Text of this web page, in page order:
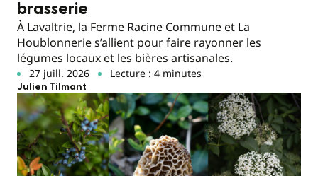
brasserie
À Lavaltrie, la Ferme Racine Commune et La
Houblonnerie s’allient pour faire rayonner les
légumes locaux et les bières artisanales.
27 juill. 2026 Lecture : 4 minutes
Julien Tilmant